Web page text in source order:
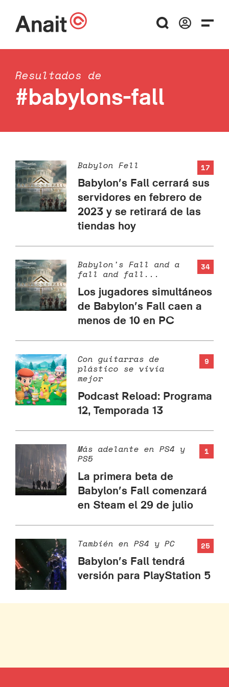
Resultados de
#babylons-fall
17
Babylon Fell
Babylon’s Fall cerrará sus
servidores en febrero de
2023 y se retirará de las
tiendas hoy
34
Babylon's Fall and a
fall and fall...
Los jugadores simultáneos
de Babylon’s Fall caen a
menos de 10 en PC
9
Con guitarras de
plástico se vivía
mejor
Podcast Reload: Programa
12, Temporada 13
1
Más adelante en PS4 y
PS5
La primera beta de
Babylon’s Fall comenzará
en Steam el 29 de julio
25
También en PS4 y PC
Babylon’s Fall tendrá
versión para PlayStation 5